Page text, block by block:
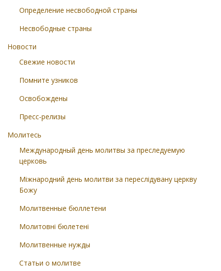
Определение несвободной страны
Несвободные страны
Новости
Свежие новости
Помните узников
Освобождены
Пресс-релизы
Молитесь
Международный день молитвы за преследуемую
церковь
Міжнародний день молитви за переслідувану церкву
Божу
Молитвенные бюллетени
Молитовні бюлетені
Молитвенные нужды
Статьи о молитве